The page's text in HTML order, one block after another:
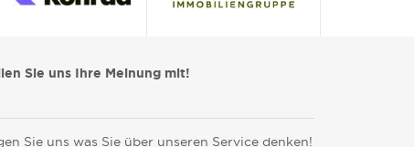
Sie uns Ihre Meinung mit!
Sie uns was Sie über unseren Service denken!